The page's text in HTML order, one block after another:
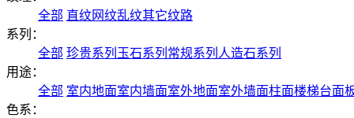
全部 直纹网纹乱纹其它纹路
系列：
全部 珍贵系列 玉石系列 常规系列 人造石系列
用途：
全部 室内地面室内墙面室外地面室外墙面柱面楼梯台面
色系：